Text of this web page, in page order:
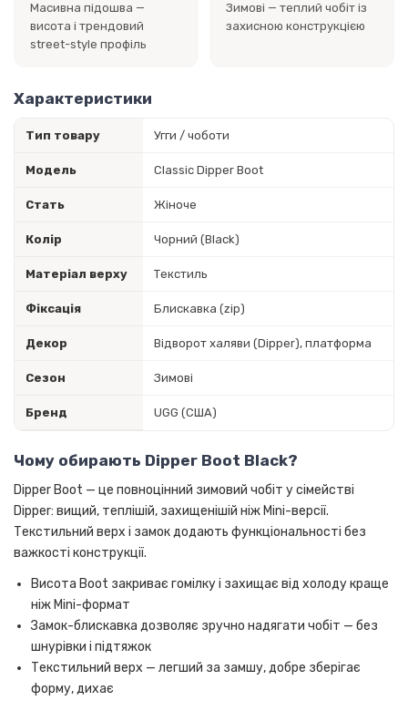
Масивна підошва —
висота і трендовий
street-style профіль
Зимові — теплий чобіт із
захисною конструкцією
Характеристики
Тип товару Угги / чоботи
Модель Classic Dipper Boot
Стать Жіноче
Колір Чорний (Black)
Матеріал верху Текстиль
Фіксація Блискавка (zip)
Декор Відворот халяви (Dipper), платформа
Сезон Зимові
Бренд UGG (США)
Чому обирають Dipper Boot Black?
Dipper Boot — це повноцінний зимовий чобіт у сімействі
Dipper: вищий, теплішій, захищенішій ніж Mini-версії.
Текстильний верх і замок додають функціональності без
важкості конструкції.
Висота Boot закриває гомілку і захищає від холоду краще
ніж Mini-формат
Замок-блискавка дозволяє зручно надягати чобіт — без
шнурівки і підтяжок
Текстильний верх — легший за замшу, добре зберігає
форму, дихає